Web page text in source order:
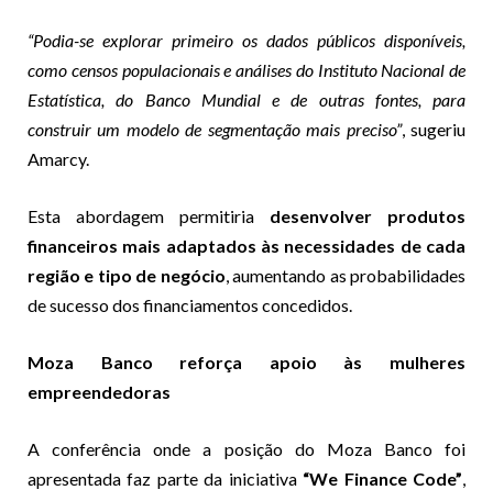
“Podia-se explorar primeiro os dados públicos disponíveis,
como censos populacionais e análises do Instituto Nacional de
Estatística, do Banco Mundial e de outras fontes, para
construir um modelo de segmentação mais preciso”, sugeriu
Amarcy.
Esta abordagem permitiria desenvolver produtos
financeiros mais adaptados às necessidades de cada
região e tipo de negócio, aumentando as probabilidades
de sucesso dos financiamentos concedidos.
Moza Banco reforça apoio às mulheres
empreendedoras
A conferência onde a posição do Moza Banco foi
apresentada faz parte da iniciativa “We Finance Code”,